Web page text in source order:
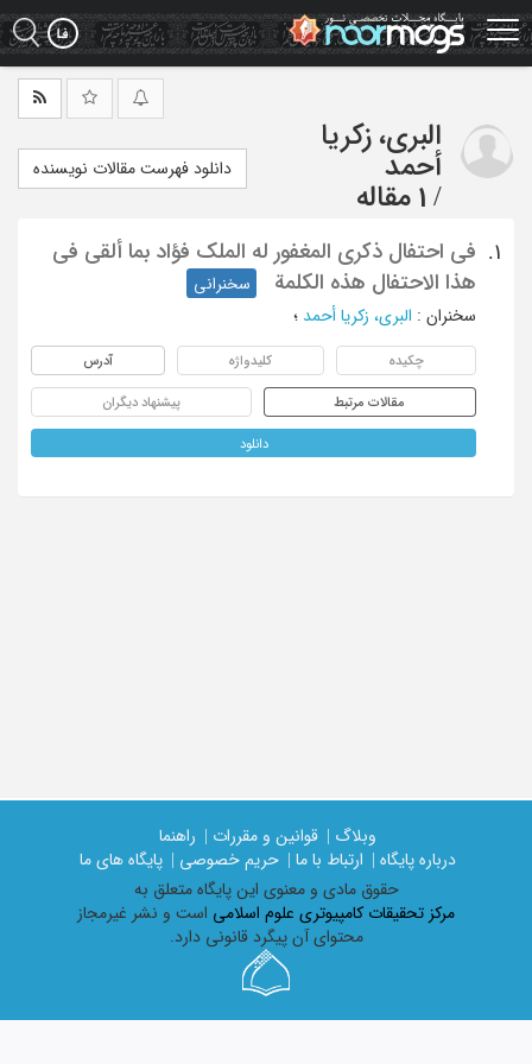
Skip
to
main
البری، زکریا
أحمد
/ 1 مقاله
دانلود فهرست مقالات نویسنده
1.
فی احتفال ذکری المغفور له الملک فؤاد بما ألقی فی
هذا الاحتفال هذه الکلمة
سخنرانی
سخنران : البری، زکریا أحمد ؛
چکیده کلیدواژه آدرس
مقالات مرتبط پیشنهاد دیگران
دانلود
وبلاگ | قوانین و مقررات |
راهنما
درباره پایگاه |
ارتباط با ما | حریم خصوصی |
پایگاه های ما
حقوق مادی و معنوی اين پايگاه متعلق به
مرکز تحقیقات کامپیوتری علوم اسلامی است و نشر غیرمجاز
محتوای آن پیگرد قانونی دارد.